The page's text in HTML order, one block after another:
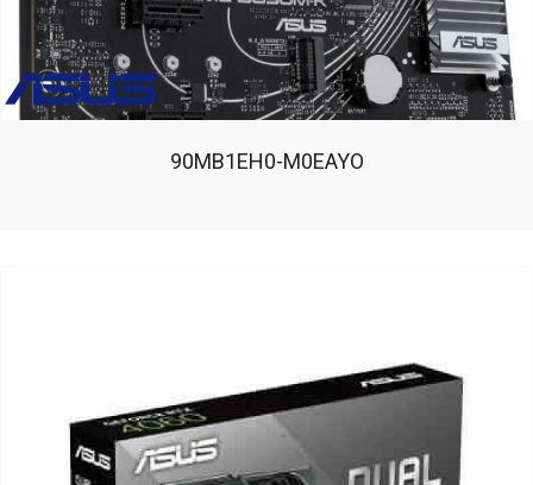
90MB1EH0-M0EAYO